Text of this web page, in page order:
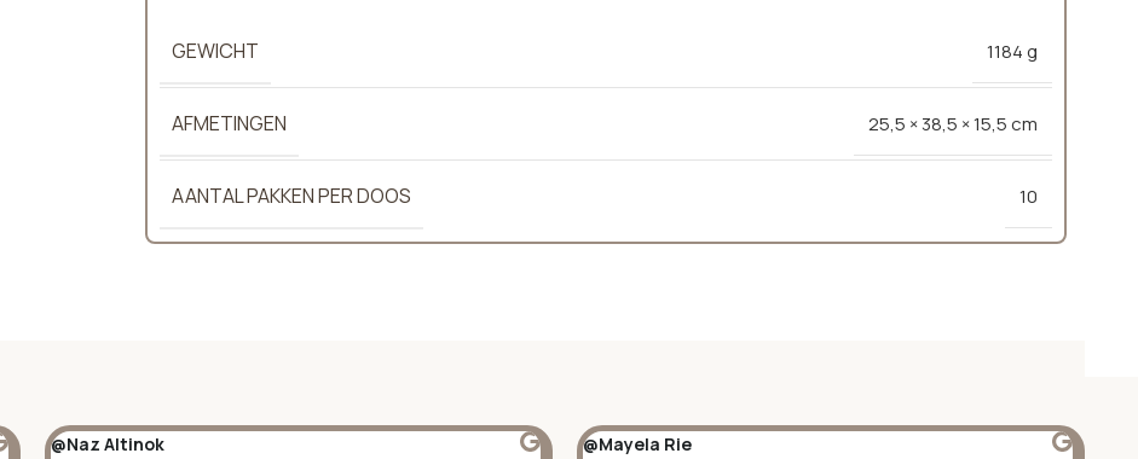
GEWICHT 1184 g
AFMETINGEN 25,5 × 38,5 × 15,5 cm
AANTAL PAKKEN PER DOOS 10
@Naz Altinok @Mayela Rie